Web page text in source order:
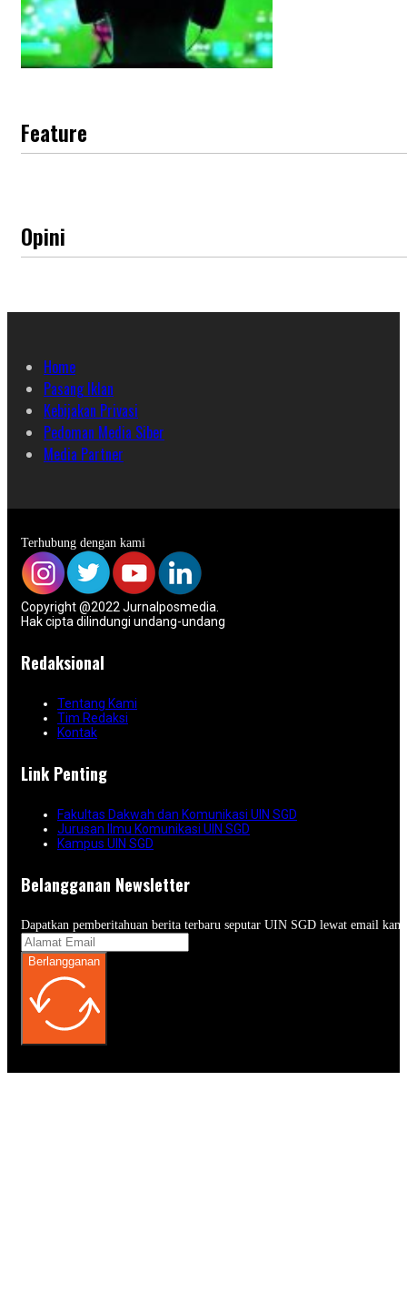
Feature
Opini
Home
Pasang Iklan
Kebijakan Privasi
Pedoman Media Siber
Media Partner
Terhubung dengan kami
Copyright @2022 Jurnalposmedia.
Hak cipta dilindungi undang-undang
Redaksional
Tentang Kami
Tim Redaksi
Kontak
Link Penting
Fakultas Dakwah dan Komunikasi UIN SGD
Jurusan Ilmu Komunikasi UIN SGD
Kampus UIN SGD
Belangganan Newsletter
Dapatkan pemberitahuan berita terbaru seputar UIN SGD lewat email
Berlangganan